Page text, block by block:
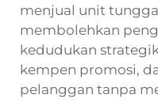
menjual unit
membolehkan
kedudukan
kempen promosi,
pelanggan tanpa